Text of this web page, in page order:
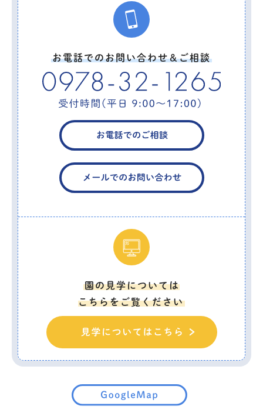
お電話でのお問い合わせ＆ご相談
園の見学については
こちらをご覧ください